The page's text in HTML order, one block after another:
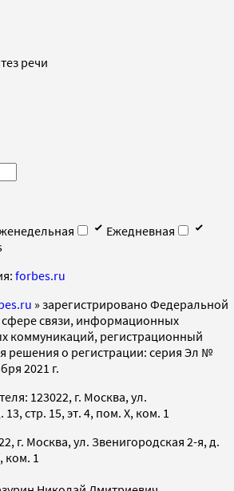
речи
Ежедневная
forbes.ru
» зарегистрировано Федеральной
связи, информационных
коммуникаций, регистрационный
решения о регистрации: серия Эл №
2021 г.
123022, г. Москва, ул.
стр. 15, эт. 4, пом. X, ком. 1
г. Москва, ул. Звенигородская 2-я, д.
ком. 1